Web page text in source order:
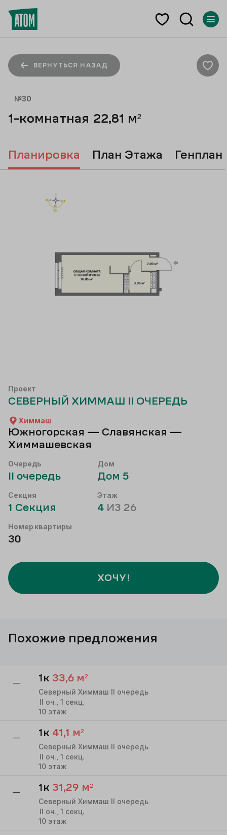
ВЕРНУТЬСЯ НАЗАД
№30
1-комнатная 22,81 м²
Проект
СЕВЕРНЫЙ ХИММАШ II ОЧЕРЕДЬ
Химмаш
Южногорская — Славянская —
Химмашевская
Очередь
II очередь
Дом
Дом 5
Секция
1 Секция
Этаж
4 ИЗ 26
Номер квартиры
30
ХОЧУ!
Планировка План Этажа Генплан
Похожие предложения
— 1к 33,6 м²
Северный Химмаш II очередь
II оч., 1 секц.
10 этаж
— 1к 41,1 м²
Северный Химмаш II очередь
II оч., 1 секц.
10 этаж
— 1к 31,29 м²
Северный Химмаш II очередь
II оч., 1 секц.
10 этаж